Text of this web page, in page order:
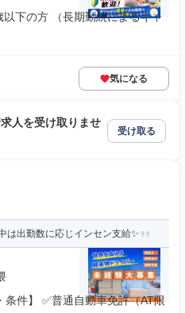
下の方 （長期勤続によるキャ
気になる
人を受け取りませ
受け取る
は出勤数に応じインセン支給✨
件】 ✅普通自動車免許（AT限